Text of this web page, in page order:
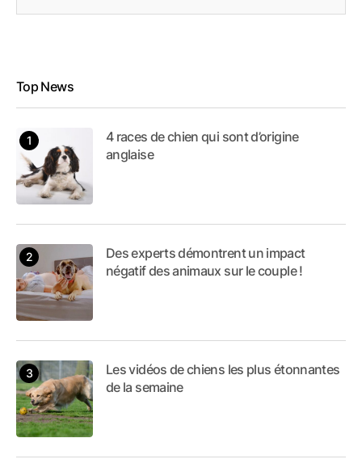
Top News
4 races de chien qui sont d’origine
anglaise
Des experts démontrent un impact
négatif des animaux sur le couple !
Les vidéos de chiens les plus étonnantes
de la semaine